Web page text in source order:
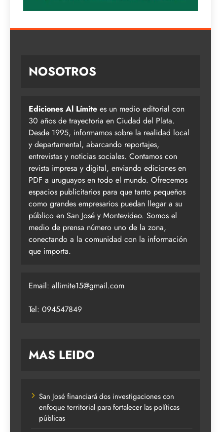
NOSOTROS
Ediciones Al Límite es un medio editorial con
30 años de trayectoria en Ciudad del Plata.
Desde 1995, informamos sobre la realidad local
y departamental, abarcando reportajes,
entrevistas y noticias sociales. Contamos con
revista impresa y digital, enviando ediciones en
PDF a uruguayos en todo el mundo. Ofrecemos
espacios publicitarios para que tanto pequeños
como grandes empresarios puedan llegar a su
público en San José y Montevideo. Somos el
medio de prensa número uno de la zona,
conectando a la comunidad con la información
que importa.
Email: allimite15@gmail.com
Tel: 094547849
MAS LEIDO
San José financiará dos investigaciones con
enfoque territorial para fortalecer las políticas
públicas